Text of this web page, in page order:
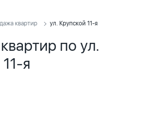
квартир ул. Крупской 11-я
по ул.
я